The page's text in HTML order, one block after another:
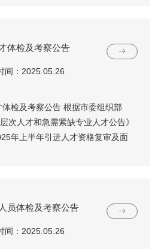
体检及考察公告
：2025.05.26
检及考察公告 根据市委组织部
次人才和急需紧缺专业人才公告》
年上半年引进人才资格复审及面
员体检及考察公告
：2025.05.26